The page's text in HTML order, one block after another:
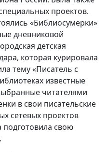
проектов.
«Библиосумерки»
дневниковой
детская
которая курировала
тему «Писатель с
известные
читателями
в свои писательские
сетевых проектов
подготовила свою